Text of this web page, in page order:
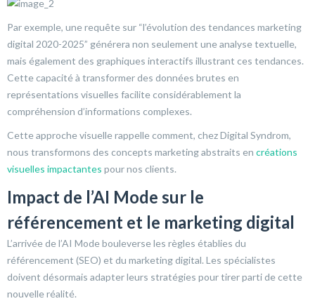
Par exemple, une requête sur “l’évolution des tendances marketing
digital 2020-2025” générera non seulement une analyse textuelle,
mais également des graphiques interactifs illustrant ces tendances.
Cette capacité à transformer des données brutes en
représentations visuelles facilite considérablement la
compréhension d’informations complexes.
Cette approche visuelle rappelle comment, chez Digital Syndrom,
nous transformons des concepts marketing abstraits en créations
visuelles impactantes pour nos clients.
Impact de l’AI Mode sur le
référencement et le marketing digital
L’arrivée de l’AI Mode bouleverse les règles établies du
référencement (SEO) et du marketing digital. Les spécialistes
doivent désormais adapter leurs stratégies pour tirer parti de cette
nouvelle réalité.